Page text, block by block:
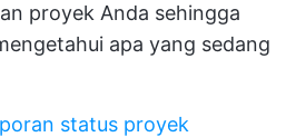
proyek Anda sehingga
apa yang sedang
status proyek